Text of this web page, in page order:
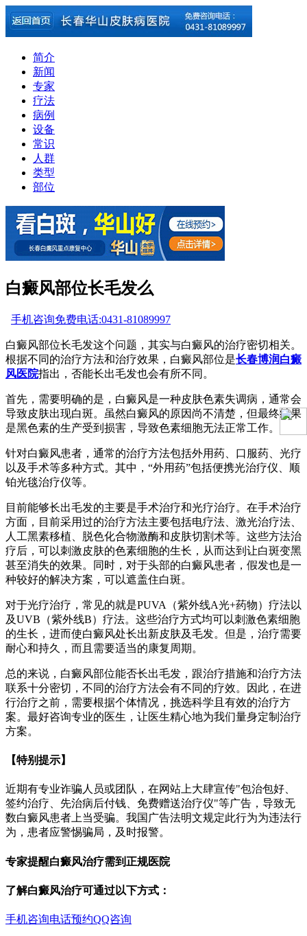
简介
新闻
专家
疗法
病例
设备
常识
人群
类型
部位
白癜风部位长毛发么
手机咨询免费电话:0431-81089997
白癜风部位长毛发这个问题，其实与白癜风的治疗密切相关。
根据不同的治疗方法和治疗效果，白癜风部位是长春博润白癜
风医院指出，否能长出毛发也会有所不同。
首先，需要明确的是，白癜风是一种皮肤色素失调病，通常会
导致皮肤出现白斑。虽然白癜风的原因尚不清楚，但最终结果
是黑色素的生产受到损害，导致色素细胞无法正常工作。
针对白癜风患者，通常的治疗方法包括外用药、口服药、光疗
以及手术等多种方式。其中，“外用药”包括便携光治疗仪、顺
铂光毯治疗仪等。
目前能够长出毛发的主要是手术治疗和光疗治疗。在手术治疗
方面，目前采用过的治疗方法主要包括电疗法、激光治疗法、
人工黑素移植、脱色化合物激酶和皮肤切割术等。这些方法治
疗后，可以刺激皮肤的色素细胞的生长，从而达到让白斑变黑
甚至消失的效果。同时，对于头部的白癜风患者，假发也是一
种较好的解决方案，可以遮盖住白斑。
对于光疗治疗，常见的就是PUVA（紫外线A光+药物）疗法以
及UVB（紫外线B）疗法。这些治疗方式均可以刺激色素细胞
的生长，进而使白癜风处长出新皮肤及毛发。但是，治疗需要
耐心和持久，而且需要适当的康复周期。
总的来说，白癜风部位能否长出毛发，跟治疗措施和治疗方法
联系十分密切，不同的治疗方法会有不同的疗效。因此，在进
行治疗之前，需要根据个体情况，挑选科学且有效的治疗方
案。最好咨询专业的医生，让医生精心地为我们量身定制治疗
方案。
【特别提示】
近期有专业诈骗人员或团队，在网站上大肆宣传"包治包好、
签约治疗、先治病后付钱、免费赠送治疗仪"等广告，导致无
数白癜风患者上当受骗。我国广告法明文规定此行为为违法行
为，患者应警惕骗局，及时报警。
专家提醒白癜风治疗需到正规医院
了解白癜风治疗可通过以下方式：
手机咨询电话预约QQ咨询